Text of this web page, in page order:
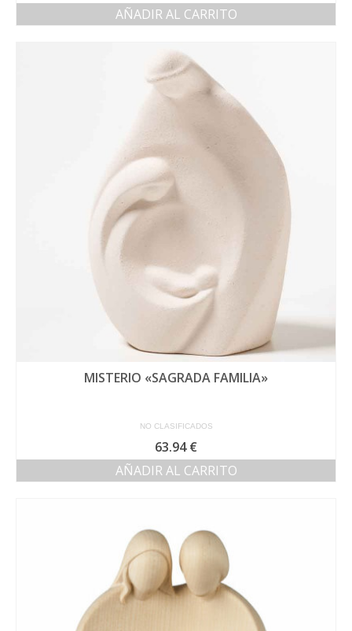
AÑADIR AL CARRITO
MISTERIO «SAGRADA FAMILIA»
NO CLASIFICADOS
63.94€
AÑADIR AL CARRITO